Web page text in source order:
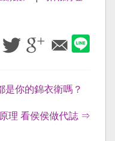
你的錦衣衛嗎？
理 看侯侯做代誌 ⇒